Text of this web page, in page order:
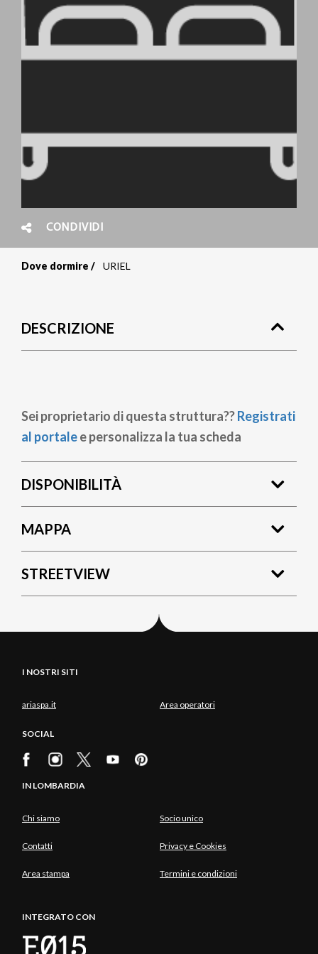
CONDIVIDI
pane
Dove dormire URIEL
DESCRIZIONE
Sei proprietario di questa struttura??Registrati
al portalee personalizza la tua scheda
DISPONIBILITÀ
MAPPA
STREETVIEW
I NOSTRI SITI
ariaspa.it Area operatori
SOCIAL
IN LOMBARDIA
Chi siamo Socio unico
Contatti Privacy e Cookies
Area stampa Termini e condizioni
INTEGRATO CON